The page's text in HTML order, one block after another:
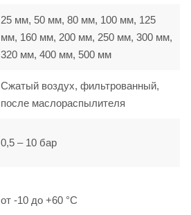
25 мм, 50 мм, 80 мм, 100 мм, 125
мм, 160 мм, 200 мм, 250 мм, 300 мм,
320 мм, 400 мм, 500 мм
Сжатый воздух, фильтрованный,
после маслораспылителя
0,5 – 10 бар
от -10 до +60 °C